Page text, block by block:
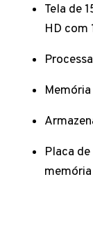
Tela de
HD com
Placa